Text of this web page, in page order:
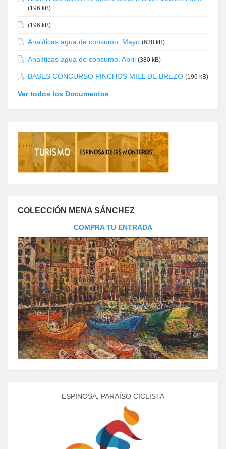
(196 kB)
(196 kB)
Analíticas agua de consumo. Mayo (638 kB)
Analíticas agua de consumo. Abril (380 kB)
BASES CONCURSO PINCHOS MIEL DE BREZO (196 kB)
Ver todos los Documentos
COLECCIÓN MENA SÁNCHEZ
COMPRA TU ENTRADA
ESPINOSA, PARAÍSO CICLISTA